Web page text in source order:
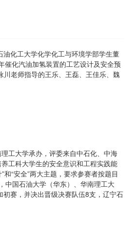
化工大学化学化工与环境学部学生董
催化汽油加氢装置的工艺设计及安全预
老师指导的王乐、王磊、王佳乐、魏
工大学承办，评委来自中石化、中海
工科大学生的安全意识和工程实践能
“安全”两大主题，要求参赛者按题目
中国石油大学（华东）、华南理工大
赛，并决出晋级决赛队伍8支，辽宁石